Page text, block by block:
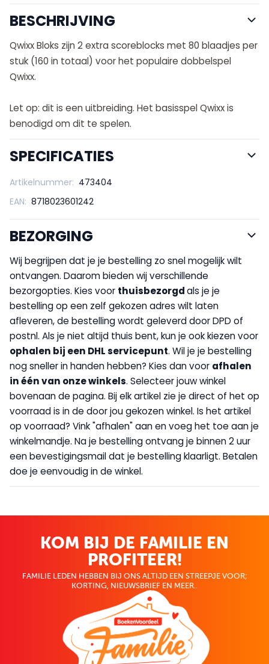
BESCHRIJVING
Qwixx Bloks zijn 2 extra scoreblocks met 80 blaadjes per
stuk (160 in totaal) voor het populaire dobbelspel
Qwixx.
Let op: dit is een uitbreiding. Het basisspel Qwixx is
benodigd om dit te spelen.
SPECIFICATIES
Artikelnummer: 473404
EAN: 8718023601242
BEZORGING
Wij begrijpen dat je je bestelling zo snel mogelijk wilt
ontvangen. Daarom bieden wij verschillende
bezorgopties. Kies voor thuisbezorgdals je je
bestelling op een zelf gekozen adres wilt laten
afleveren, de bestelling wordt geleverd door DPD of
postnl. Als je niet altijd thuis bent, kun je ook kiezen voor
ophalen bij een DHL servicepunt. Wil je je bestelling
nog sneller in handen hebben? Kies dan voor afhalen
in één van onze winkels. Selecteer jouw winkel
bovenaan de pagina. Bij elk artikel zie je direct of het op
voorraad is in de door jou gekozen winkel. Is het artikel
op voorraad? Vink "afhalen" aan en voeg het toe aan je
winkelmandje. Na je bestelling ontvang je binnen 2 uur
een bevestigingsmail dat je bestelling klaarligt. Betalen
doe je eenvoudig in de winkel.
KOM BIJ DE FAMILIE EN
PROFITEER!
FAMILIE LEDEN HEBBEN BIJ ONS ALTIJD EEN STREEPJE VOOR;
KORTING, NIEUWSBRIEF EN MEER..